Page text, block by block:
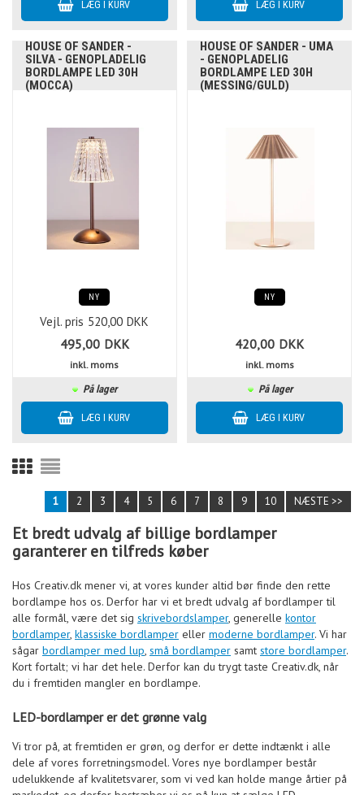
HOUSE OF SANDER -
SILVA - GENOPLADELIG
BORDLAMPE LED 30H
(MOCCA)
NY
Vejl. pris 520,00 DKK
495,00 DKK
inkl. moms
På lager
HOUSE OF SANDER - UMA
- GENOPLADELIG
BORDLAMPE LED 30H
(MESSING/GULD)
NY
420,00 DKK
inkl. moms
På lager
1 2 3 4 5 6 7 8 9 10 NÆSTE >>
Et bredt udvalg af billige bordlamper
garanterer en tilfreds køber
Hos Creativ.dk mener vi, at vores kunder altid bør finde den rette
bordlampe hos os. Derfor har vi et bredt udvalg af bordlamper til
alle formål, være det sig skrivebordslamper, generelle kontor
bordlamper, klassiske bordlamper eller moderne bordlamper. Vi har
sågar bordlamper med lup, små bordlamper samt store bordlamper.
Kort fortalt; vi har det hele. Derfor kan du trygt taste Creativ.dk, når
du i fremtiden mangler en bordlampe.
LED-bordlamper er det grønne valg
Vi tror på, at fremtiden er grøn, og derfor er dette indtænkt i alle
dele af vores forretningsmodel. Vores nye bordlamper består
udelukkende af kvalitetsvarer, som vi ved kan holde mange årtier på